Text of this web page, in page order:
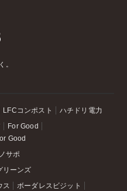
。
LFCコンポスト ハチドリ電力
For Good
Good
サポ
リーンズ
ス
ボーダレスビジット